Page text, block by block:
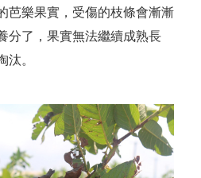
芭樂果實，受傷的枝條會漸漸
分了，果實無法繼續成熟長
汰。